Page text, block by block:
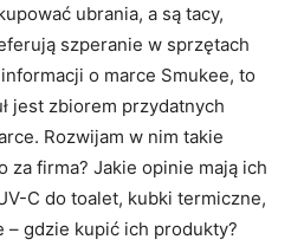
ubrania, a są tacy,
szperanie w sprzętach
o marce Smukee, to
jest zbiorem przydatnych
Rozwijam w nim takie
za firma? Jakie opinie mają ich
C do toalet, kubki termiczne,
– gdzie kupić ich produkty?